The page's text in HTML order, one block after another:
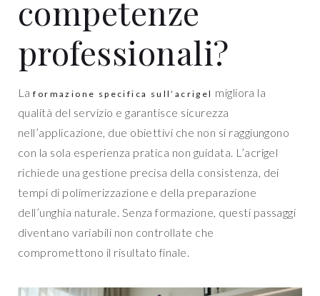
competenze
professionali?
Laformazione specifica sull’acrigel migliora la
qualità del servizio e garantisce sicurezza
nell’applicazione, due obiettivi che non si raggiungono
con la sola esperienza pratica non guidata. L’acrigel
richiede una gestione precisa della consistenza, dei
tempi di polimerizzazione e della preparazione
dell’unghia naturale. Senza formazione, questi passaggi
diventano variabili non controllate che
compromettono il risultato finale.